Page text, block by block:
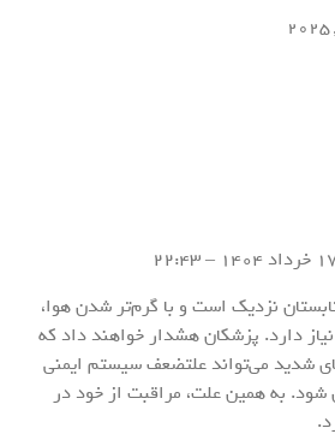
نزدیک است و با گرم‌تر شدن هوا،
دارد. پزشکان هشدار خواهند داد که
شدید می‌تواند علتضعف سیستم ایمنی
شود. به همین علت، مراقبت از خود در